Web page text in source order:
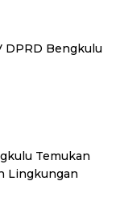
DPRD Bengkulu
Temukan
Lingkungan